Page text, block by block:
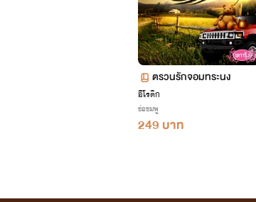
ตรวนรักจอมทระนง
อีโรติก
ช่อชมพู
249 บาท